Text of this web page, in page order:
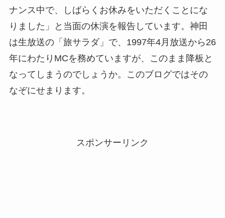
ナンス中で、しばらくお休みをいただくことにな
りました」と当面の休演を報告しています。神田
は生放送の「旅サラダ」で、1997年4月放送から26
年にわたりMCを務めていますが、このまま降板と
なってしまうのでしょうか。このブログではその
なぞにせまります。
スポンサーリンク